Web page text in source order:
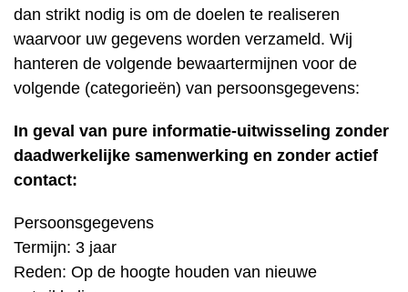
dan strikt nodig is om de doelen te realiseren
waarvoor uw gegevens worden verzameld. Wij
hanteren de volgende bewaartermijnen voor de
volgende (categorieën) van persoonsgegevens:
In geval van pure informatie-uitwisseling zonder
daadwerkelijke samenwerking en zonder actief
contact:
Persoonsgegevens
Termijn: 3 jaar
Reden: Op de hoogte houden van nieuwe